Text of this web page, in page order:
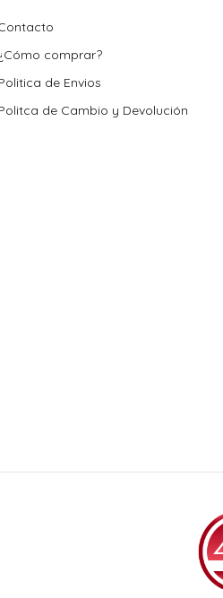
comprar?
de Envios
de Cambio y Devolución